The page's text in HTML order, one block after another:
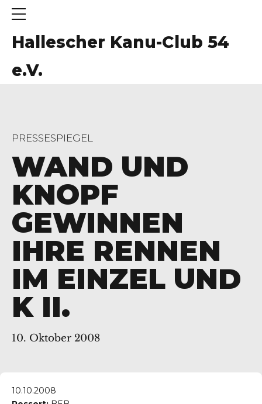
Hallescher Kanu-Club 54
e.V.
PRESSESPIEGEL
WAND UND
KNOPF
GEWINNEN
IHRE RENNEN
IM EINZEL UND
K II.
10. Oktober 2008
10.10.2008